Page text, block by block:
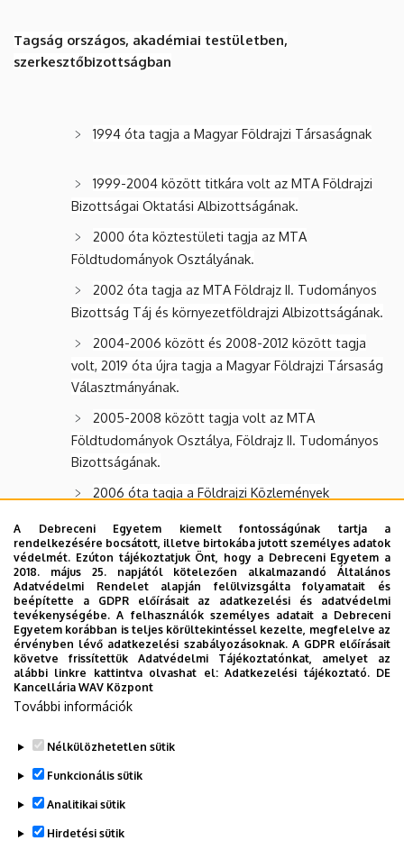
Tagság országos, akadémiai testületben,
szerkesztőbizottságban
1994 óta tagja a Magyar Földrajzi Társaságnak
1999-2004 között titkára volt az MTA Földrajzi
Bizottságai Oktatási Albizottságának.
2000 óta köztestületi tagja az MTA
Földtudományok Osztályának.
2002 óta tagja az MTA Földrajz II. Tudományos
Bizottság Táj és környezetföldrajzi Albizottságának.
2004-2006 között és 2008-2012 között tagja
volt, 2019 óta újra tagja a Magyar Földrajzi Társaság
Választmányának.
2005-2008 között tagja volt az MTA
Földtudományok Osztálya, Földrajz II. Tudományos
Bizottságának.
2006 óta tagja a Földrajzi Közlemények
A tudományos/szakmai tevékenységgel kapcsolatos
elismerések, kitüntetések, díjak (témavezetettek pl.
OTDK eredmény is):
2005-ben a Magyar Földrajzi társaságtól megkapta a
Legutóbbi frissítés: 2023. 10. 13. 12:41
A Debreceni Egyetem kiemelt fontosságúnak tartja a
rendelkezésére bocsátott, illetve birtokába jutott személyes adatok
védelmét. Ezúton tájékoztatjuk Önt, hogy a Debreceni Egyetem a
2018. május 25. napjától kötelezően alkalmazandó Általános
Adatvédelmi Rendelet alapján felülvizsgálta folyamatait és
beépítette a GDPR előírásait az adatkezelési és adatvédelmi
tevékenységébe. A felhasználók személyes adatait a Debreceni
Egyetem korábban is teljes körültekintéssel kezelte, megfelelve az
érvényben lévő adatkezelési szabályozásoknak. A GDPR előírásait
követve frissítettük Adatvédelmi Tájékoztatónkat, amelyet az
alábbi linkre kattintva olvashat el:Adatkezelési tájékoztató. DE
Kancellária WAV Központ
További információk
Nélkülözhetetlen sütik
Funkcionális sütik
Analitikai sütik
Hirdetési sütik